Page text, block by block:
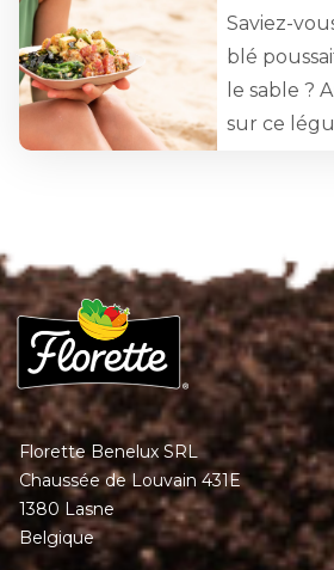
Saviez-
blé
le sable ?
sur ce
Florette Benelux SRL
Chaussée de Louvain 431E
1380 Lasne
Belgique